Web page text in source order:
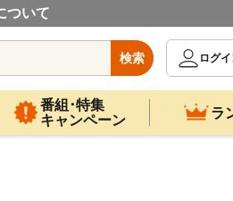
ついて
検索
ログ
番組･特集
キャンペーン
ラ